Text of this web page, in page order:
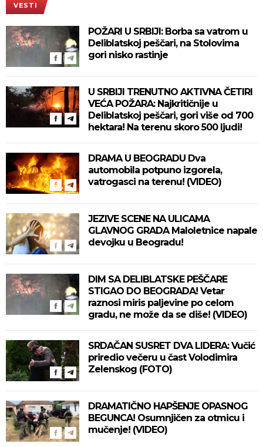
VESTI
POŽARI U SRBIJI: Borba sa vatrom u
Deliblatskoj peščari, na Stolovima
gori nisko rastinje
U SRBIJI TRENUTNO AKTIVNA ČETIRI
VEĆA POŽARA: Najkritičnije u
Deliblatskoj peščari, gori više od 700
hektara! Na terenu skoro 500 ljudi!
DRAMA U BEOGRADU Dva
automobila potpuno izgorela,
vatrogasci na terenu! (VIDEO)
JEZIVE SCENE NA ULICAMA
GLAVNOG GRADA Maloletnice napale
devojku u Beogradu!
DIM SA DELIBLATSKE PEŠČARE
STIGAO DO BEOGRADA! Vetar
raznosi miris paljevine po celom
gradu, ne može da se diše! (VIDEO)
SRDAČAN SUSRET DVA LIDERA: Vučić
priredio večeru u čast Volodimira
Zelenskog (FOTO)
DRAMATIČNO HAPŠENJE OPASNOG
BEGUNCA! Osumnjičen za otmicu i
mučenje! (VIDEO)